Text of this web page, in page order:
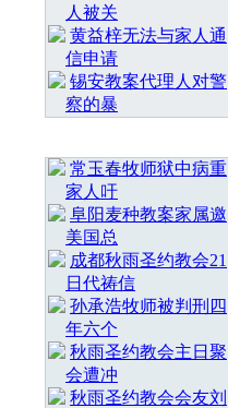
人被关
黄益梓无法与家人通
信申请
锡安教案代理人对警
察的暴
常玉春牧师狱中病重
家人吁
阜阳麦种教案家属邀
美国总
成都秋雨圣约教会21
日代祷信
孙承浩牧师被判刑四
年六个
秋雨圣约教会主日聚
会遭冲
秋雨圣约教会会友刘